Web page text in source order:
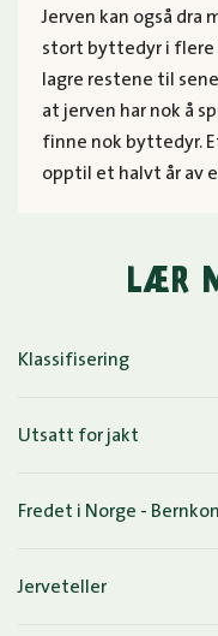
Jerven kan også dra
stort byttedyr i flere
lagre restene til
at jerven har nok å
finne nok byttedyr.
opptil et halvt år av
LÆR
Klassifisering
Utsatt for jakt
Fredet i Norge -
Jerveteller